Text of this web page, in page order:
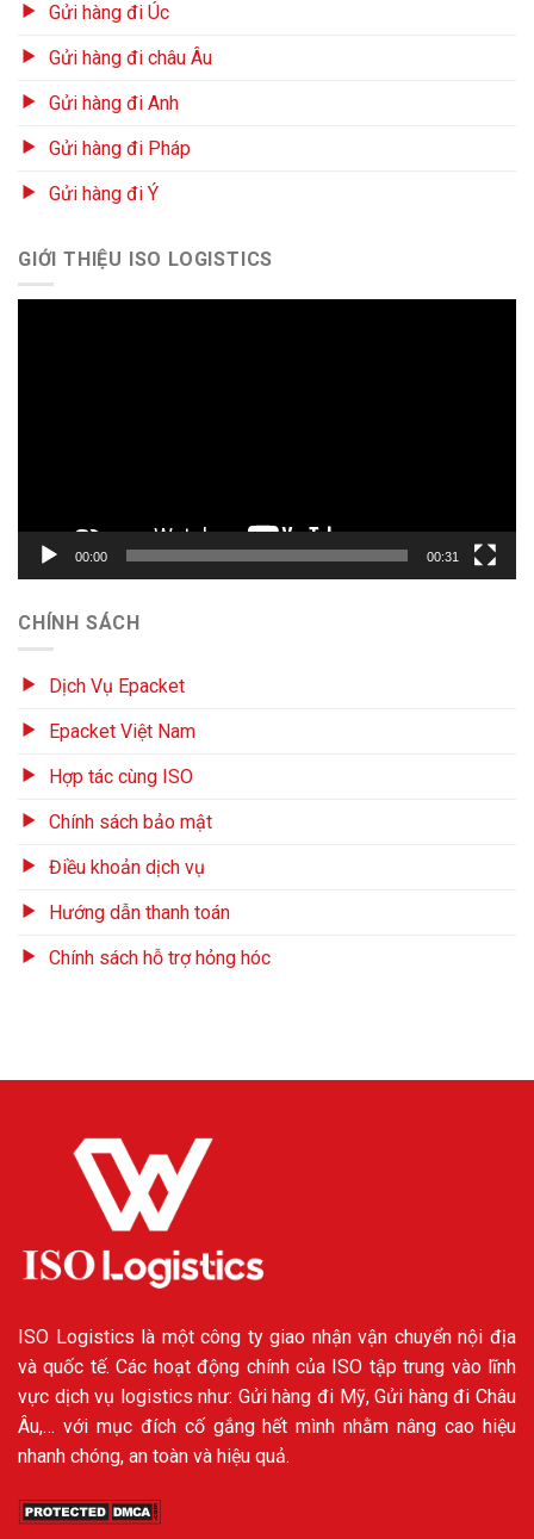
Gửi hàng đi Úc
Gửi hàng đi châu Âu
Gửi hàng đi Anh
Gửi hàng đi Pháp
Gửi hàng đi Ý
GIỚI THIỆU ISO LOGISTICS
00:00 00:31
CHÍNH SÁCH
Dịch Vụ Epacket
Epacket Việt Nam
Hợp tác cùng ISO
Chính sách bảo mật
Điều khoản dịch vụ
Hướng dẫn thanh toán
Chính sách hỗ trợ hỏng hóc
ISO Logistics là một công ty giao nhận vận chuyển nội địa
và quốc tế. Các hoạt động chính của ISO tập trung vào lĩnh
vực dịch vụ logistics như: Gửi hàng đi Mỹ, Gửi hàng đi Châu
Âu,… với mục đích cố gắng hết mình nhằm nâng cao hiệu
nhanh chóng, an toàn và hiệu quả.